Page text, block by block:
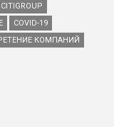
CITIGROUP
COVID-19
КОМПАНИЙ